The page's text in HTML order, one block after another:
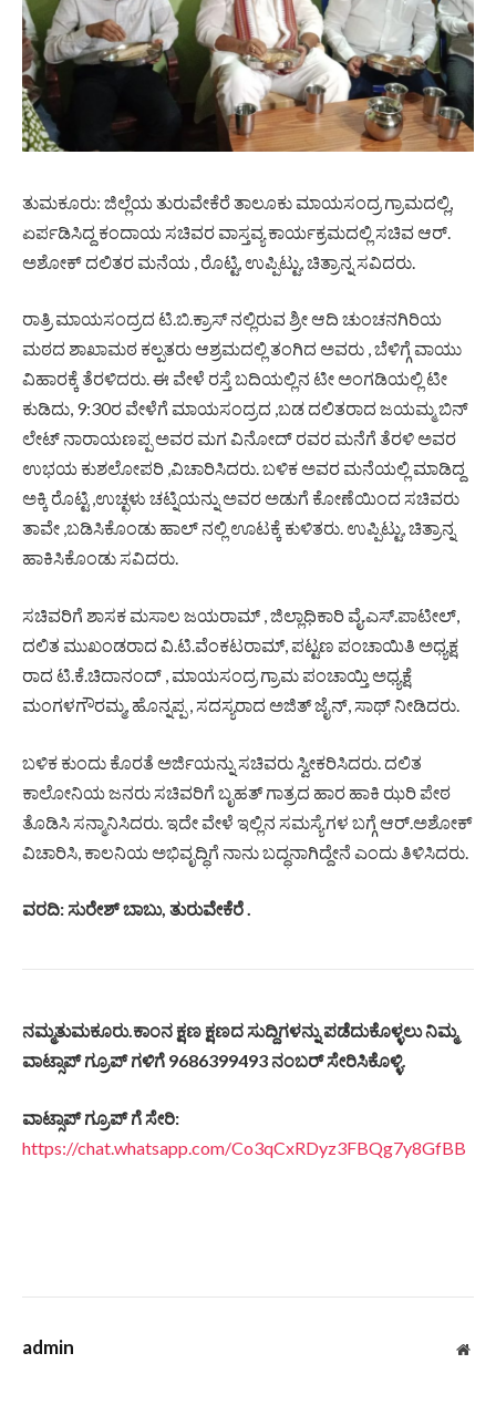
ತುಮಕೂರು: ಜಿಲ್ಲೆಯ ತುರುವೇಕೆರೆ ತಾಲೂಕು ಮಾಯಸಂದ್ರ ಗ್ರಾಮದಲ್ಲಿ,
ಏರ್ಪಡಿಸಿದ್ದ ಕಂದಾಯ ಸಚಿವರ ವಾಸ್ತವ್ಯ ಕಾರ್ಯಕ್ರಮದಲ್ಲಿ ಸಚಿವ ಆರ್.
ಅಶೋಕ್ ದಲಿತರ ಮನೆಯ , ರೊಟ್ಟಿ, ಉಪ್ಪಿಟ್ಟು, ಚಿತ್ರಾನ್ನ ಸವಿದರು.
ರಾತ್ರಿ ಮಾಯಸಂದ್ರದ ಟಿ.ಬಿ.ಕ್ರಾಸ್ ನಲ್ಲಿರುವ ಶ್ರೀ ಆದಿ ಚುಂಚನಗಿರಿಯ
ಮಠದ ಶಾಖಾಮಠ ಕಲ್ಪತರು ಆಶ್ರಮದಲ್ಲಿ ತಂಗಿದ ಅವರು , ಬೆಳಿಗ್ಗೆ ವಾಯು
ವಿಹಾರಕ್ಕೆ ತೆರಳಿದರು. ಈ ವೇಳೆ ರಸ್ತೆ ಬದಿಯಲ್ಲಿನ ಟೀ ಅಂಗಡಿಯಲ್ಲಿ ಟೀ
ಕುಡಿದು, 9:30ರ ವೇಳೆಗೆ ಮಾಯಸಂದ್ರದ ,ಬಡ ದಲಿತರಾದ ಜಯಮ್ಮ ಬಿನ್
ಲೇಟ್ ನಾರಾಯಣಪ್ಪ ಅವರ ಮಗ ವಿನೋದ್ ರವರ ಮನೆಗೆ ತೆರಳಿ ಅವರ
ಉಭಯ ಕುಶಲೋಪರಿ ,ವಿಚಾರಿಸಿದರು. ಬಳಿಕ ಅವರ ಮನೆಯಲ್ಲಿ ಮಾಡಿದ್ದ
ಅಕ್ಕಿ ರೊಟ್ಟಿ ,ಉಚ್ಛಳು ಚಟ್ನಿಯನ್ನು ಅವರ ಅಡುಗೆ ಕೋಣೆಯಿಂದ ಸಚಿವರು
ತಾವೇ ,ಬಡಿಸಿಕೊಂಡು ಹಾಲ್ ನಲ್ಲಿ ಊಟಕ್ಕೆ ಕುಳಿತರು. ಉಪ್ಪಿಟ್ಟು, ಚಿತ್ರಾನ್ನ
ಹಾಕಿಸಿಕೊಂಡು ಸವಿದರು.
ಸಚಿವರಿಗೆ ಶಾಸಕ ಮಸಾಲ ಜಯರಾಮ್ , ಜಿಲ್ಲಾಧಿಕಾರಿ ವೈ.ಎಸ್.ಪಾಟೀಲ್,
ದಲಿತ ಮುಖಂಡರಾದ ವಿ.ಟಿ.ವೆಂಕಟರಾಮ್, ಪಟ್ಟಣ ಪಂಚಾಯಿತಿ ಅಧ್ಯಕ್ಷ
ರಾದ ಟಿ.ಕೆ.ಚಿದಾನಂದ್ , ಮಾಯಸಂದ್ರ ಗ್ರಾಮ ಪಂಚಾಯ್ತಿ ಅಧ್ಯಕ್ಷೆ
ಮಂಗಳಗೌರಮ್ಮ, ಹೊನ್ನಪ್ಪ , ಸದಸ್ಯರಾದ ಅಜಿತ್ ಜೈನ್, ಸಾಥ್ ನೀಡಿದರು.
ಬಳಿಕ ಕುಂದು ಕೊರತೆ ಅರ್ಜಿಯನ್ನು ಸಚಿವರು ಸ್ವೀಕರಿಸಿದರು. ದಲಿತ
ಕಾಲೋನಿಯ ಜನರು ಸಚಿವರಿಗೆ ಬೃಹತ್ ಗಾತ್ರದ ಹಾರ ಹಾಕಿ ಝರಿ ಪೇಠ
ತೊಡಿಸಿ ಸನ್ಮಾನಿಸಿದರು. ಇದೇ ವೇಳೆ ಇಲ್ಲಿನ ಸಮಸ್ಯೆಗಳ ಬಗ್ಗೆ ಆರ್.ಅಶೋಕ್
ವಿಚಾರಿಸಿ, ಕಾಲನಿಯ ಅಭಿವೃದ್ಧಿಗೆ ನಾನು ಬದ್ಧನಾಗಿದ್ದೇನೆ ಎಂದು ತಿಳಿಸಿದರು.
ವರದಿ: ಸುರೇಶ್ ಬಾಬು, ತುರುವೇಕೆರೆ .
ನಮ್ಮತುಮಕೂರು.ಕಾಂನ ಕ್ಷಣ ಕ್ಷಣದ ಸುದ್ದಿಗಳನ್ನು ಪಡೆದುಕೊಳ್ಳಲು ನಿಮ್ಮ
ವಾಟ್ಸಾಪ್ ಗ್ರೂಪ್ ಗಳಿಗೆ 9686399493 ನಂಬರ್ ಸೇರಿಸಿಕೊಳ್ಳಿ.
ವಾಟ್ಸಾಪ್ ಗ್ರೂಪ್ ಗೆ ಸೇರಿ:
https://chat.whatsapp.com/Co3qCxRDyz3FBQg7y8GfBB
admin